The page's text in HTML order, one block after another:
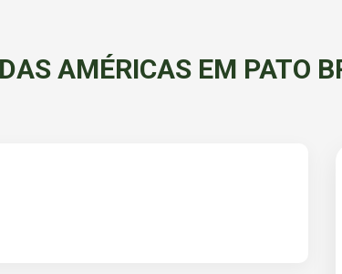
AMÉRICAS EM PATO